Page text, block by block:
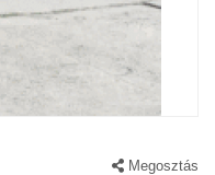
Megosztás